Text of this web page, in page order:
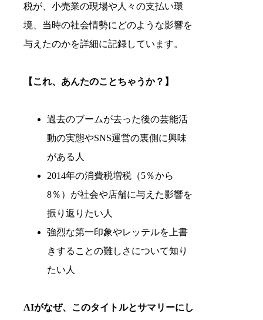
税が、小売業の現場や人々の支払い環
境、当時の社会情勢にどのような影響を
与えたのかを詳細に記録しています。
【これ、あんたのことちゃうか？】
過去のブームが去った後の芸能活
動の実態やSNS運営の裏側に興味
がある人
2014年の消費税増税（5％から
8％）が社会や店舗に与えた影響を
振り返りたい人
強烈な第一印象やレッテルを上書
きすることの難しさについて知り
たい人
AIがなぜ、このタイトルとサマリーにし